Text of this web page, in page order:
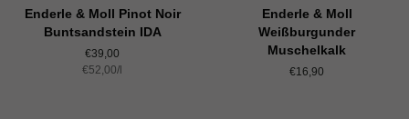
Enderle & Moll Pinot Noir
Buntsandstein IDA
Normaler
Preis
€39,00
Einzelpreis
€52,00/pro
l
Enderle & Moll
Weißburgunder
Muschelkalk
Normaler
€16,90